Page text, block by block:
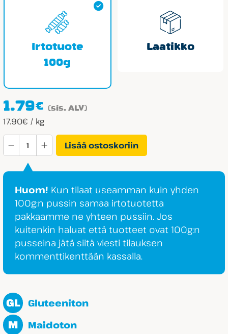
Irtotuote
100g
Laatikko
1.79€ (sis. ALV)
17.90€ / kg
Sokeriton
Kirsikka
määrä
Lisää ostoskoriin
Huom! Kun tilaat useamman kuin yhden
100g:n pussin samaa irtotuotetta
pakkaamme ne yhteen pussiin. Jos
kuitenkin haluat että tuotteet ovat 100g:n
pusseina jätä siitä viesti tilauksen
kommenttikenttään kassalla.
GL Gluteeniton
M Maidoton